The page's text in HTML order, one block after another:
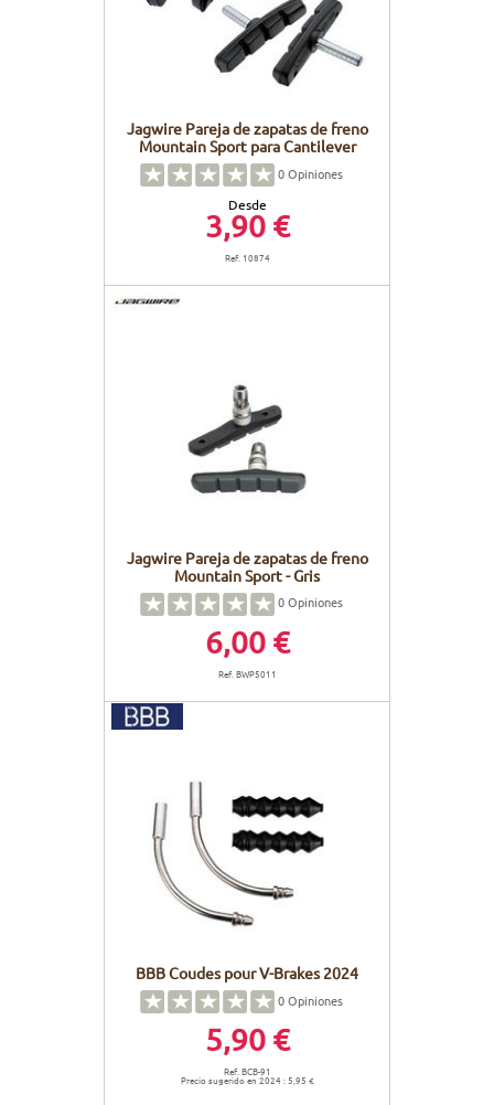
Jagwire Pareja de zapatas de freno
Mountain Sport para Cantilever
0Opiniones
Desde
3,90 €
Ref. 10874
Jagwire Pareja de zapatas de freno
Mountain Sport - Gris
0Opiniones
6,00 €
Ref. BWP5011
BBB Coudes pour V-Brakes 2024
0Opiniones
5,90 €
Ref. BCB-91
Precio sugerido en 2024 : 5,95 €